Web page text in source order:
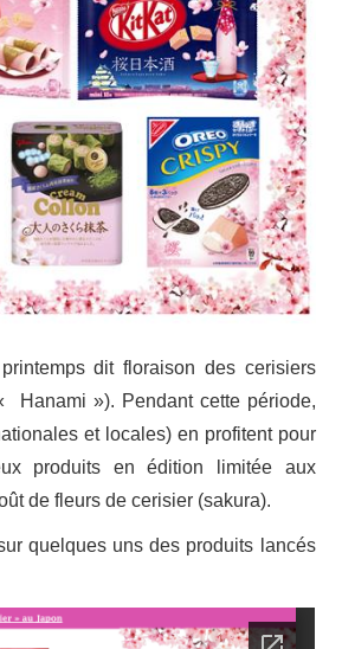
dit floraison des cerisiers
Hanami »). Pendant cette période,
et locales) en profitent pour
produits en édition limitée aux
de fleurs de cerisier (sakura).
quelques uns des produits lancés